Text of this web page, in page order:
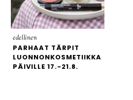
edellinen
PARHAAT TÄRPIT
LUONNONKOSMETIIKKA
PÄIVILLE 17.-21.8.